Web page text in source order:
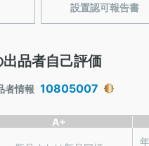
設置認可報告書
品者自己評価
者情報 10805007
A+